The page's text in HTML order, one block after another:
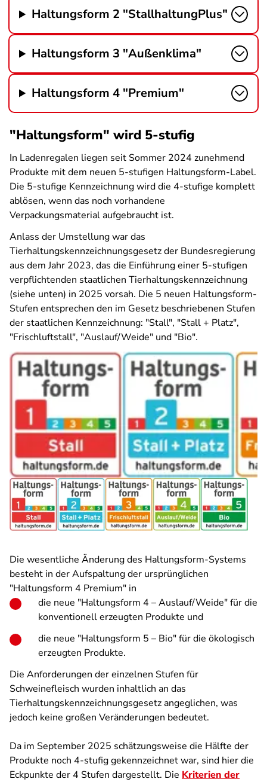
Haltungsform 2 "StallhaltungPlus"
Haltungsform 3 "Außenklima"
Haltungsform 4 "Premium"
"Haltungsform" wird 5-stufig
In Ladenregalen liegen seit Sommer 2024 zunehmend
Produkte mit dem neuen 5-stufigen Haltungsform-Label.
Die 5-stufige Kennzeichnung wird die 4-stufige komplett
ablösen, wenn das noch vorhandene
Verpackungsmaterial aufgebraucht ist.
Anlass der Umstellung war das
Tierhaltungskennzeichnungsgesetz der Bundesregierung
aus dem Jahr 2023, das die Einführung einer 5-stufigen
verpflichtenden staatlichen Tierhaltungskennzeichnung
(siehe unten) in 2025 vorsah. Die 5 neuen Haltungsform-
Stufen entsprechen den im Gesetz beschriebenen Stufen
der staatlichen Kennzeichnung: "Stall", "Stall + Platz",
"Frischluftstall", "Auslauf/Weide" und "Bio".
Die wesentliche Änderung des Haltungsform-Systems
besteht in der Aufspaltung der ursprünglichen
"Haltungsform 4 Premium" in
die neue "Haltungsform 4 – Auslauf/Weide" für die
konventionell erzeugten Produkte und
die neue "Haltungsform 5 – Bio" für die ökologisch
erzeugten Produkte.
Die Anforderungen der einzelnen Stufen für
Schweinefleisch wurden inhaltlich an das
Tierhaltungskennzeichnungsgesetz angeglichen, was
jedoch keine großen Veränderungen bedeutet.
Da im September 2025 schätzungsweise die Hälfte der
Produkte noch 4-stufig gekennzeichnet war, sind hier die
Eckpunkte der 4 Stufen dargestellt. Die Kriterien der